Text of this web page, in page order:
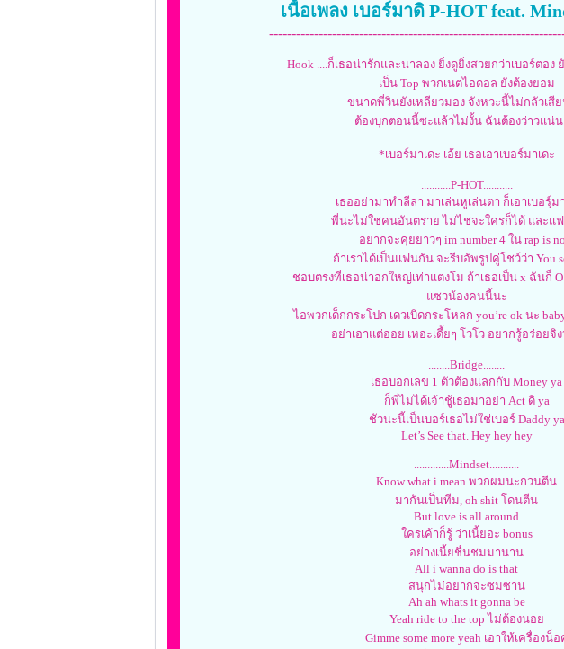
เนื้อเพลง เบอร์มาดิ P-HOT feat.
Hook ....ก็เธอน่ารักและน่าลอง ยิ่งดูยิ่งสวยกว่าเบอร์ตอง
เป็น Top พวกเนตไอดอล ยังต้องยอม
ขนาดพี่วินยังเหลียวมอง จังหวะนี้ไม่กลัวเสี
ต้องบุกตอนนี้ซะแล้วไม่งั้น ฉันต้องว่าวแน่
*เบอร์มาเดะ เอ้ย เธอเอาเบอร์มาเดะ
...........P-HOT...........
เธออย่ามาทำลีลา มาเล่นหูเล่นตา ก็เอาเบอรฺ์ม
พี่นะไม่ใช่คนอันตราย ไม่ไช่จะใครก็ได้ และแ
อยากจะคุยยาวๆ im number 4 ใน rap is
ถ้าเราได้เป็นแฟนกัน จะรีบอัพรูปคู่โชว์ว่า You
ชอบตรงที่เธอน่าอกใหญ่เท่าแตงโม ถ้าเธอเป็น x ฉันก็
แซวน้องคนนี้นะ
ไอพวกเด็กกระโปก เดวเบิดกระโหลก you’re ok นะ
อย่าเอาแต่อ่อย เหอะเดี้ยๆ โวโว อยากรู้อร่อยจิ
........Bridge........
เธอบอกเลข 1 ตัวต้องแลกกับ Money ya
ก็พี่ไม่ได้เจ้าชู้เธอมาอย่า Act ดิ ya
ชัวนะนี้เป็นบอร์เธอไม่ใช่เบอร์ Daddy ya
Let’s See that. Hey hey hey
.............Mindset...........
Know what i mean พวกผมนะกวนตีน
มากันเป็นทีม, oh shit โดนตีน
But love is all around
ใครเค้าก็รู้ ว่าเนี้ยอะ bonus
อย่างเนี้ยชื่นชมมานาน
All i wanna do is that
สนุกไม่อยากจะซมซาน
Ah ah whats it gonna be
Yeah ride to the top ไม่ต้องนอย
Gimme some more yeah เอาให้เครื่องน็อ